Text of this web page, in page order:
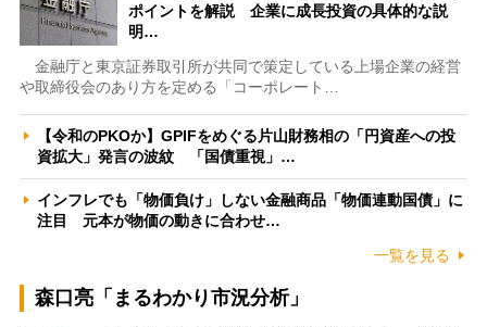
ポイントを解説 企業に成長投資の具体的な説
明…
金融庁と東京証券取引所が共同で策定している上場企業の経営
や取締役会のあり方を定める「コーポレート…
【令和のPKOか】GPIFをめぐる片山財務相の「円資産への投
資拡大」発言の波紋 「国債重視」…
インフレでも「物価負け」しない金融商品「物価連動国債」に
注目 元本が物価の動きに合わせ…
一覧を見る
森口亮「まるわかり市況分析」